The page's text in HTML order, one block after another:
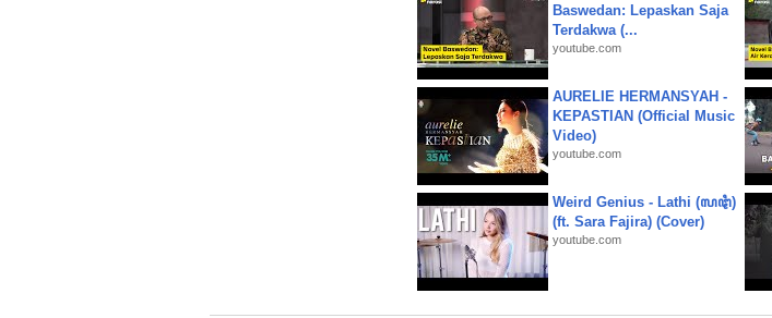
Baswedan: Lepaskan Saja
Terdakwa (...
youtube.com
AURELIE HERMANSYAH -
KEPASTIAN (Official Music
Video)
youtube.com
Weird Genius - Lathi (ꦭꦛꦶ)
(ft. Sara Fajira) (Cover)
youtube.com